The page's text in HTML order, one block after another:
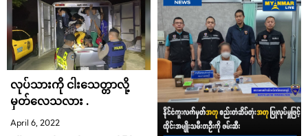
လုပ်သားကို ငါးသေတ္တာလို့
မှတ်လေသလား .
April 6, 2022